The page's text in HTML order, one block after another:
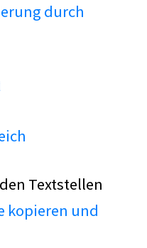
durch
Textstellen
kopieren und